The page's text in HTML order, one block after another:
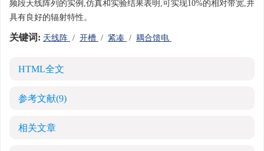
频段天线阵列的实例,仿真和实验结果表明,可实现10%的相对带宽,并
具有良好的辐射特性。
关键词: 天线阵 / 开槽 / 紧凑 / 耦合馈电
HTML全文
参考文献(9)
相关文章